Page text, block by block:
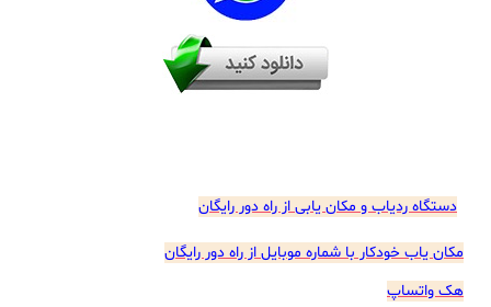
دستگاه ردیاب و مکان یابی از راه دور رایگان
مکان یاب خودکار با شماره موبایل از راه دور رایگان
هک واتساپ